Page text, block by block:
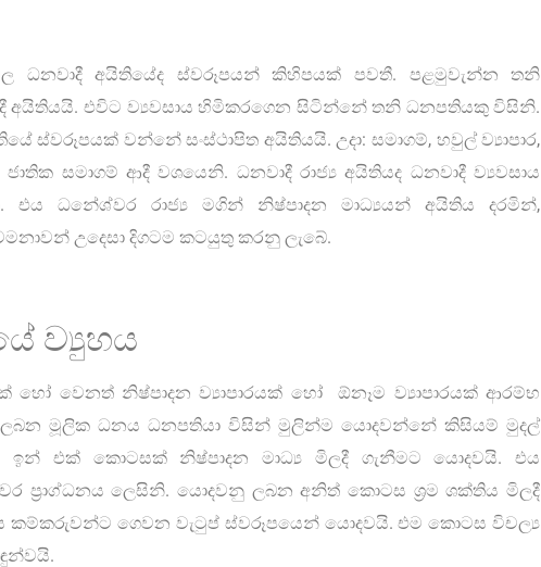
ධනවාදී අයිතියේද ස්වරූපයන් කිහිපයක් පවතී. පළමුවැන්න තනි
අයිතියයි. එවිට ව්‍යවසාය හිමිකරගෙන සිටින්නේ තනි ධනපතියකු විසිනි.
ස්වරූපයක් වන්නේ සංස්ථාපිත අයිතියයි. උදා: සමාගම්, හවුල් ව්‍යාපාර,
ජාතික සමාගම් ආදී වශයෙනි. ධනවාදී රාජ්‍ය අයිතියද ධනවාදී ව්‍යවසාය
එය ධනේශ්වර රාජ්‍ය මගින් නිෂ්පාදන මාධ්‍යයන් අයිතිය දරමින්,
උදෙසා දිගටම කටයුතු කරනු ලැබේ.
ව්‍යුහය
හෝ වෙනත් නිෂ්පාදන ව්‍යාපාරයක් හෝ ඕනෑම ව්‍යාපාරයක් ආරම්භ
මූලික ධනය ධනපතියා විසින් මුලින්ම යොදවන්නේ කිසියම් මුදල්
ඉන් එක් කොටසක් නිෂ්පාදන මාධ්‍ය මිලදී ගැනීමට යොදවයි. එය
ප්‍රාග්ධනය ලෙසිනි. යොදවනු ලබන අනිත් කොටස ශ්‍රම ශක්තිය මිලදී
කම්කරුවන්ට ගෙවන වැටුප් ස්වරූපයෙන් යොදවයි. එම කොටස විචල්‍ය